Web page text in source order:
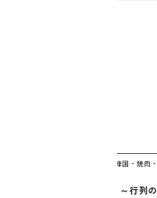
ルメ
中華・韓国・焼肉
京豆漿生活（東京・五反田）～行